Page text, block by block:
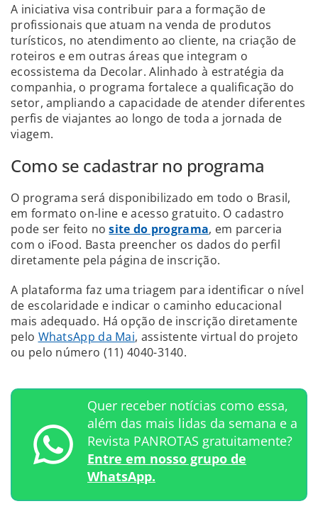
A iniciativa visa contribuir para a formação de
profissionais que atuam na venda de produtos
turísticos, no atendimento ao cliente, na criação de
roteiros e em outras áreas que integram o
ecossistema da Decolar. Alinhado à estratégia da
companhia, o programa fortalece a qualificação do
setor, ampliando a capacidade de atender diferentes
perfis de viajantes ao longo de toda a jornada de
viagem.
Como se cadastrar no programa
O programa será disponibilizado em todo o Brasil,
em formato on-line e acesso gratuito. O cadastro
pode ser feito nosite do programa, em parceria
com o iFood. Basta preencher os dados do perfil
diretamente pela página de inscrição.
A plataforma faz uma triagem para identificar o nível
de escolaridade e indicar o caminho educacional
mais adequado. Há opção de inscrição diretamente
pelo WhatsApp da Mai, assistente virtual do projeto
ou pelo número (11) 4040-3140.
Quer receber notícias como essa,
além das mais lidas da semana e a
Revista PANROTAS gratuitamente?
Entre em nosso grupo de
WhatsApp.